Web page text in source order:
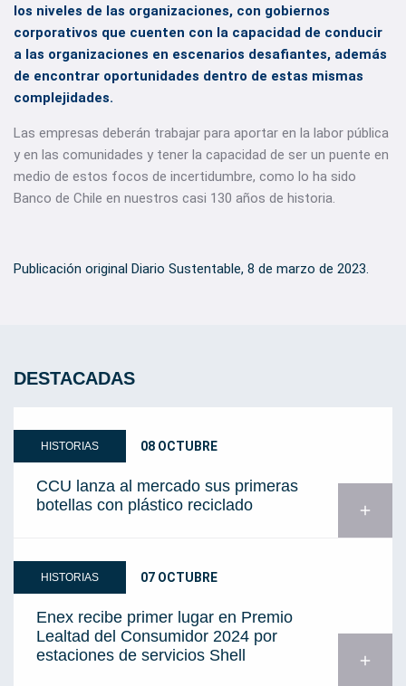
los niveles de las organizaciones, con gobiernos
corporativos que cuenten con la capacidad de conducir
a las organizaciones en escenarios desafiantes, además
de encontrar oportunidades dentro de estas mismas
complejidades.
Las empresas deberán trabajar para aportar en la labor pública
y en las comunidades y tener la capacidad de ser un puente en
medio de estos focos de incertidumbre, como lo ha sido
Banco de Chile en nuestros casi 130 años de historia.
Publicación original Diario Sustentable, 8 de marzo de 2023.
DESTACADAS
HISTORIAS 08 OCTUBRE
CCU lanza al mercado sus primeras
botellas con plástico reciclado
add
HISTORIAS 07 OCTUBRE
Enex recibe primer lugar en Premio
Lealtad del Consumidor 2024 por
estaciones de servicios Shell
add